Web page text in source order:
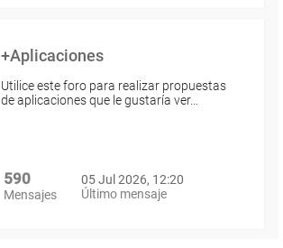
+Aplicaciones
Utilice este foro para realizar propuestas
de aplicaciones que le gustaría ver…
590
Mensajes
05 Jul 2026, 12:20
Último mensaje